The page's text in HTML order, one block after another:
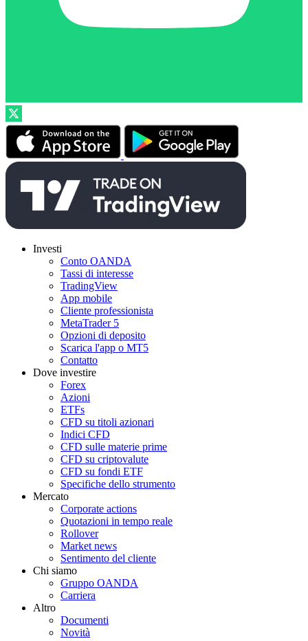
Investi
Conto OANDA
Tassi di interesse
TradingView
App mobile
Cliente professionista
MetaTrader 5
Opzioni di deposito
Scarica l'app o MT5
Contatto
Dove investire
Forex
Azioni
ETFs
CFD su titoli azionari
Indici CFD
CFD sulle materie prime
CFD su criptovalute
CFD su fondi ETF
Specifiche dello strumento
Mercato
Corporate actions
Quotazioni in tempo reale
Rollover
Market news
Sentimento del cliente
Chi siamo
Gruppo OANDA
Carriera
Altro
Documenti
Novità